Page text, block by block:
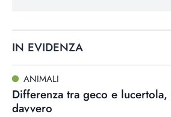
IN EVIDENZA
ANIMALI
Differenza tra geco e
davvero